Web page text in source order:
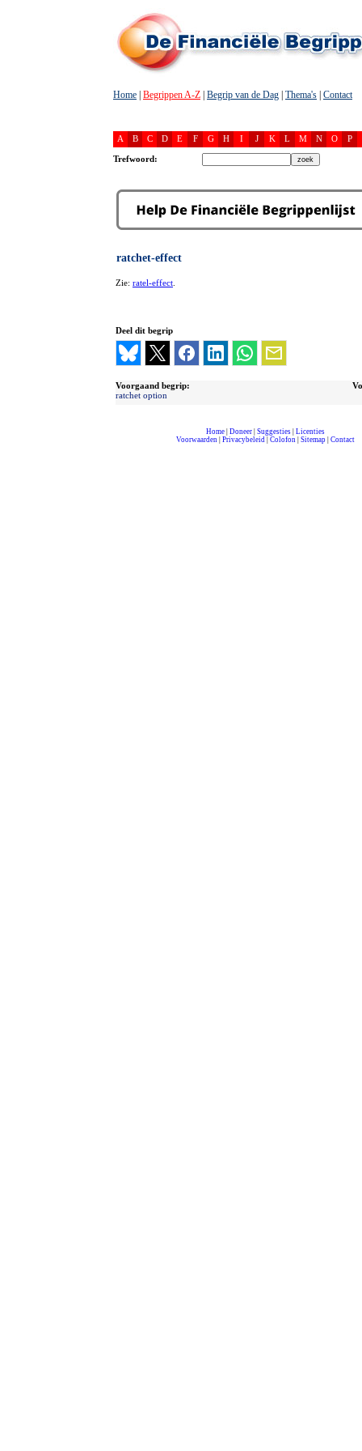
Home Begrippen A-Z Begrip van de Dag Thema's Contact
A B C D E F G H I J K L M N O P
Trefwoord:
ratchet-effect
Zie: ratel-effect
Deel dit begrip
Voorgaand begrip:
ratchet option
Home| Doneer| Suggesties| Licenties
Voorwaarden| Privacybeleid| Colofon| Sitemap| Contact